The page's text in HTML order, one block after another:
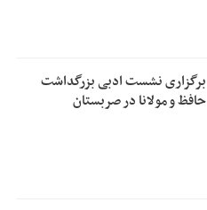
برگزاری نشست ادبی بزرگداشت
حافظ و مولانا در صربستان